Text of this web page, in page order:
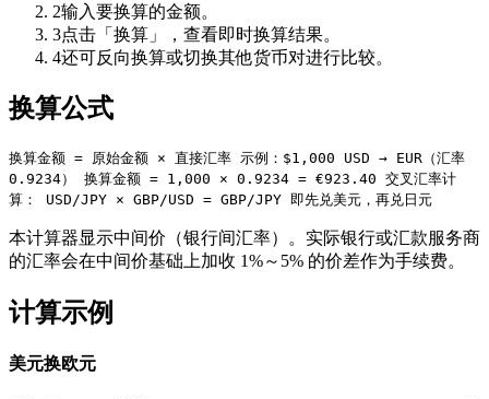
2输入要换算的金额。
3点击「换算」，查看即时换算结果。
4还可反向换算或切换其他货币对进行比较。
换算公式
换算金额 = 原始金额 × 直接汇率 示例：$1,000 USD → EUR（汇率
0.9234） 换算金额 = 1,000 × 0.9234 = €923.40 交叉汇率计
算： USD/JPY × GBP/USD = GBP/JPY 即先兑美元，再兑日元
本计算器显示中间价（银行间汇率）。实际银行或汇款服务商
的汇率会在中间价基础上加收 1%～5% 的价差作为手续费。
计算示例
美元换欧元